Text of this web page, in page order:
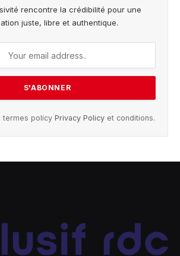
rencontre la crédibilité pour une
juste, libre et authentique.
termes policy Privacy Policyet conditions.